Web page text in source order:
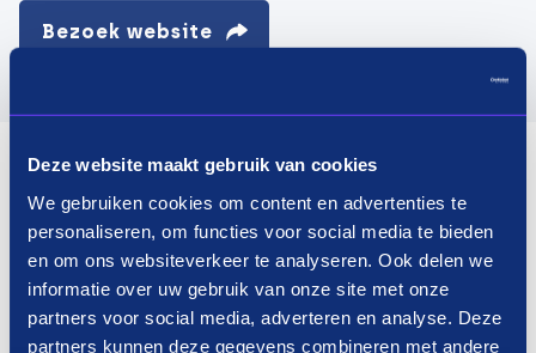
Deze website maakt gebruik van cookies
We gebruiken cookies om content en advertenties te
personaliseren, om functies voor social media te bieden
en om ons websiteverkeer te analyseren. Ook delen we
informatie over uw gebruik van onze site met onze
partners voor social media, adverteren en analyse. Deze
partners kunnen deze gegevens combineren met andere
Bezoek website